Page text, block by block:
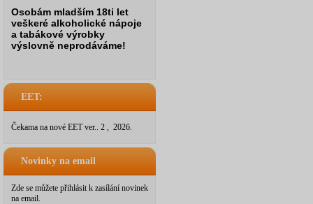
Osobám mladším 18ti let
veškeré alkoholické nápoje
a tabákové výrobky
výslovně neprodáváme!
EET:
Čekama na nové EET ver.. 2 , 2026.
Novinky na email
Zde se můžete přihlásit k zasílání novinek
na email.